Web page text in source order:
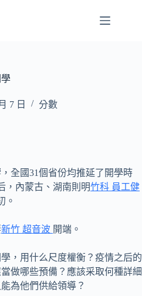
7 日 分數
全國31個省份均推延了開學時
，內蒙古、湖南則明竹科 員工健
。
新竹 超音波 開端。
，用什么尺度權衡？疫情之后的
做哪些預備？應該采取何種詳細
為他們供給領導？